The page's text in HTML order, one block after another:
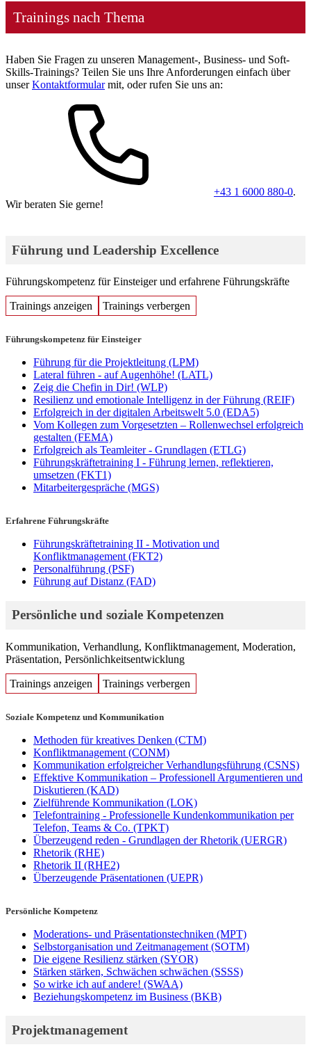
Trainings nach Thema
Haben Sie Fragen zu unseren Management-, Business- und Soft-
Skills-Trainings? Teilen Sie uns Ihre Anforderungen einfach über
unserKontaktformularmit, oder rufen Sie uns an:
+43 1 6000 880-0.
Wir beraten Sie gerne!
Führung und Leadership Excellence
Führungskompetenz für Einsteiger und erfahrene Führungskräfte
Trainings anzeigen Trainings verbergen
Führungskompetenz für Einsteiger
Führung für die Projektleitung (LPM)
Lateral führen - auf Augenhöhe! (LATL)
Zeig die Chefin in Dir! (WLP)
Resilienz und emotionale Intelligenz in der Führung (REIF)
Erfolgreich in der digitalen Arbeitswelt 5.0 (EDA5)
Vom Kollegen zum Vorgesetzten – Rollenwechsel erfolgreich
gestalten (FEMA)
Erfolgreich als Teamleiter - Grundlagen (ETLG)
Führungskräftetraining I - Führung lernen, reflektieren,
umsetzen (FKT1)
Mitarbeitergespräche (MGS)
Erfahrene Führungskräfte
Führungskräftetraining II - Motivation und
Konfliktmanagement (FKT2)
Personalführung (PSF)
Führung auf Distanz (FAD)
Persönliche und soziale Kompetenzen
Kommunikation, Verhandlung, Konfliktmanagement, Moderation,
Präsentation, Persönlichkeitsentwicklung
Trainings anzeigen Trainings verbergen
Soziale Kompetenz und Kommunikation
Methoden für kreatives Denken (CTM)
Konfliktmanagement (CONM)
Kommunikation erfolgreicher Verhandlungsführung (CSNS)
Effektive Kommunikation – Professionell Argumentieren und
Diskutieren (KAD)
Zielführende Kommunikation (LOK)
Telefontraining - Professionelle Kundenkommunikation per
Telefon, Teams & Co. (TPKT)
Überzeugend reden - Grundlagen der Rhetorik (UERGR)
Rhetorik (RHE)
Rhetorik II (RHE2)
Überzeugende Präsentationen (UEPR)
Persönliche Kompetenz
Moderations- und Präsentationstechniken (MPT)
Selbstorganisation und Zeitmanagement (SOTM)
Die eigene Resilienz stärken (SYOR)
Stärken stärken, Schwächen schwächen (SSSS)
So wirke ich auf andere! (SWAA)
Beziehungskompetenz im Business (BKB)
Projektmanagement